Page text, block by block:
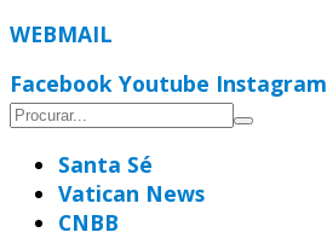
WEBMAIL
Facebook Youtube Instagram
Santa Sé
Vatican News
CNBB